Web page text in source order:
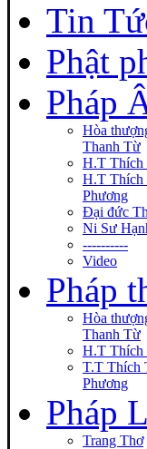
Tin
Phật
Pháp
Hòa
Thanh Từ
H.T Thích
H.T Thích
Phương
Đại đức
Ni Sư
----------
Video
Pháp
Hòa
Thanh Từ
H.T Thích
T.T Thích
Phương
Pháp
Trang Thơ